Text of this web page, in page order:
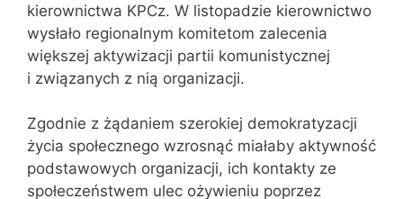
kierownictwa KPCz. W listopadzie kierownictwo
wysłało regionalnym komitetom zalecenia
większej aktywizacji partii komunistycznej
i związanych z nią organizacji.
Zgodnie z żądaniem szerokiej demokratyzacji
życia społecznego wzrosnąć miałaby aktywność
podstawowych organizacji, ich kontakty ze
społeczeństwem ulec ożywieniu poprzez